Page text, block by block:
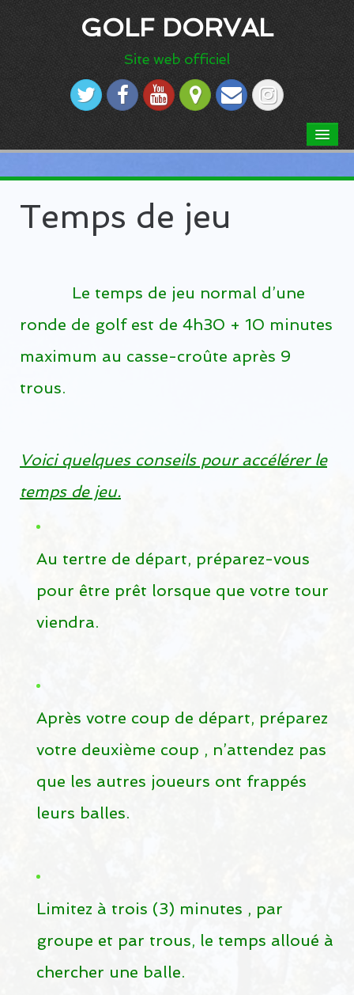
GOLF DORVAL
Site web officiel
Code vestimentaire
Notre Parcours
Carte de pointage
Temps de jeu
Photographie aérienne
Guide du terrain de golf
Vidéo
RADAR MÉTÉO
TARIFS
Tarifs 2026
Tournois
Carte-cadeau Golf Dorval
RÉSERVATIONS
Réservations
Leçons de golf
Temps de jeu
Le temps de jeu normal d’une
ronde de golf est de 4h30 + 10 minutes
maximum au casse-croûte après 9
trous.
Voici quelques conseils pour accélérer le
temps de jeu.
Au tertre de départ, préparez-vous
pour être prêt lorsque que votre tour
viendra.
Après votre coup de départ, préparez
votre deuxième coup , n’attendez pas
que les autres joueurs ont frappés
leurs balles.
Limitez à trois (3) minutes , par
groupe et par trous, le temps alloué à
chercher une balle.